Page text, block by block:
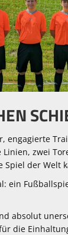
engagierte
Linien, zwei
Spiel der Welt
ein
absolut
die